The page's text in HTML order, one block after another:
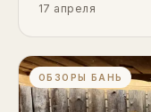
17 апреля
ОБЗОРЫ БАНЬ